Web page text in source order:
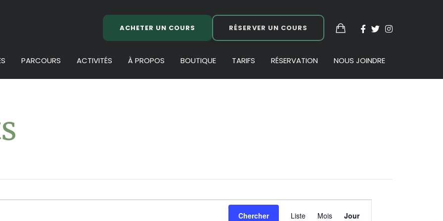
ACHETER UN COURS RÉSERVER UN COURS
PARCOURS ACTIVITÉS À PROPOS BOUTIQUE TARIFS RÉSERVATION NOUS JOINDRE
Chercher
Navigation
Liste Mois Jour